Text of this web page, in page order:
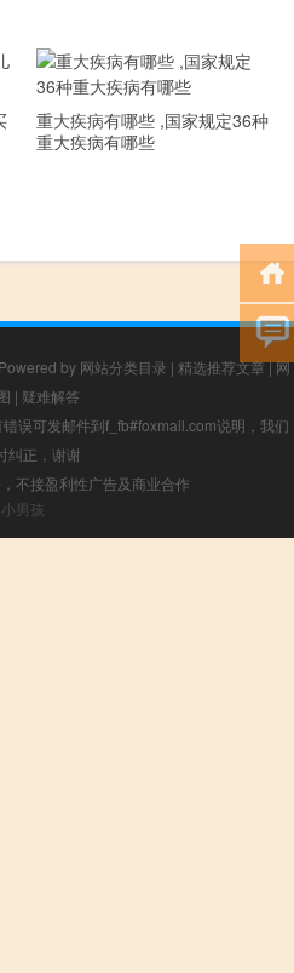
重大疾病有哪些 ,国家规定36种
重大疾病有哪些
Powered by 网站分类目录 | 精选推荐文章|网
| 疑难解答
误可发邮件到f_fb#foxmail.com说明，我们
纠正，谢谢
不接盈利性广告及商业合作
小男孩